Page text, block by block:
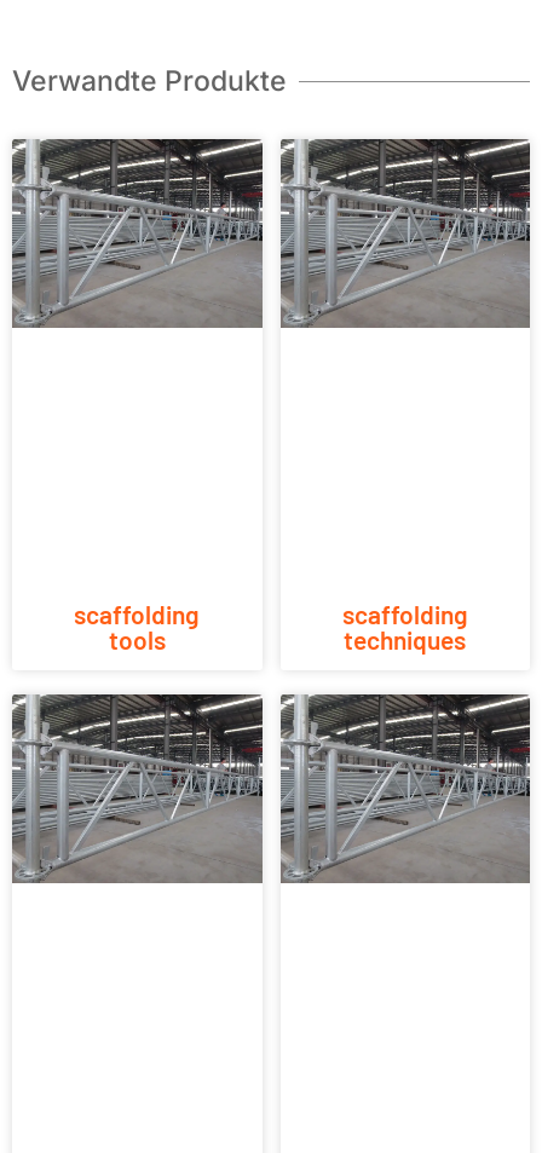
Verwandte Produkte
scaffolding
tools
scaffolding
techniques